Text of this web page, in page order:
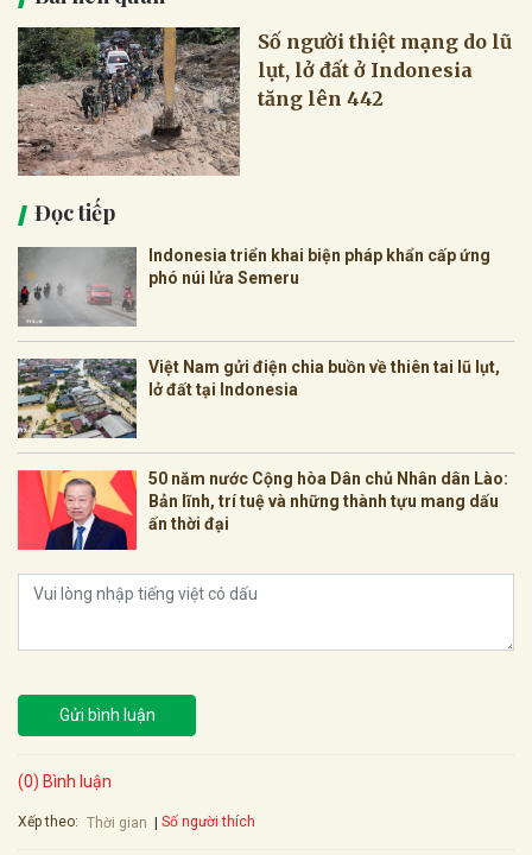
Số người thiệt mạng do lũ
lụt, lở đất ở Indonesia
tăng lên 442
Đọc tiếp
Indonesia triển khai biện pháp khẩn cấp ứng
phó núi lửa Semeru
Việt Nam gửi điện chia buồn về thiên tai lũ lụt,
lở đất tại Indonesia
50 năm nước Cộng hòa Dân chủ Nhân dân Lào:
Bản lĩnh, trí tuệ và những thành tựu mang dấu
ấn thời đại
Gửi bình luận
(0) Bình luận
Xếp theo: Thời gian Số người thích